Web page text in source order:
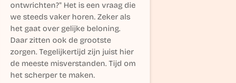
ontwrichten?" Het is een vraag die
we steeds vaker horen. Zeker als
het gaat over gelijke beloning.
Daar zitten ook de grootste
zorgen. Tegelijkertijd zijn juist hier
de meeste misverstanden. Tijd om
het scherper te maken.